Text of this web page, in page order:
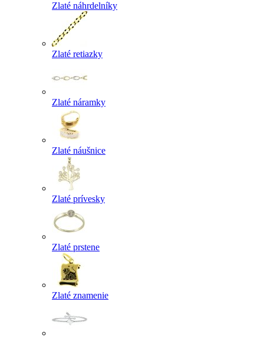
Zlaté náhrdelníky
Zlaté retiazky
Zlaté náramky
Zlaté náušnice
Zlaté prívesky
Zlaté prstene
Zlaté znamenie